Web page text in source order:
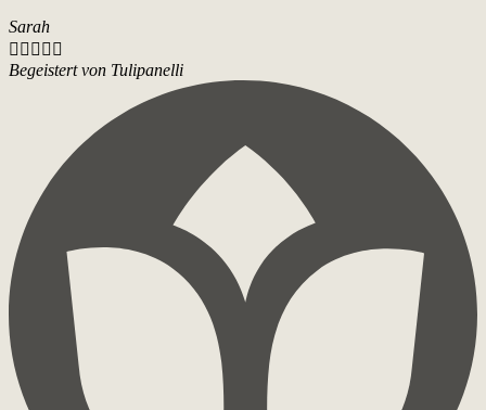
Sarah
    
Begeistert von Tulipanelli